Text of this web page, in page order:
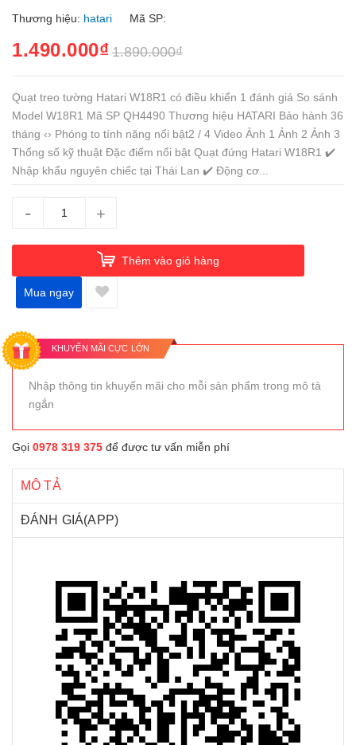
Thương hiệu: hatari Mã SP:
1.490.000₫ 1.890.000₫
Quạt treo tường Hatari W18R1 có điều khiển 1 đánh giá So sánh
Model W18R1 Mã SP QH4490 Thương hiệu HATARI Bảo hành 36
tháng ‹› Phóng to tính năng nổi bật2 / 4 Video Ảnh 1 Ảnh 2 Ảnh 3
Thống số kỹ thuật Đặc điểm nổi bật Quạt đứng Hatari W18R1 ✔️
Nhập khẩu nguyên chiếc tại Thái Lan ✔️ Động cơ...
- +
Thêm vào giỏ hàng
Mua ngay
KHUYẾN MÃI CỰC LỚN
Nhập thông tin khuyến mãi cho mỗi sản phẩm trong mô tả
ngắn
Gọi 0978 319 375 để được tư vấn miễn phí
MÔ TẢ
ĐÁNH GIÁ(APP)